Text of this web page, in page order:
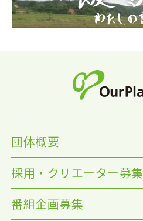
団体概要
採用・クリエーター募集
番組企画募集